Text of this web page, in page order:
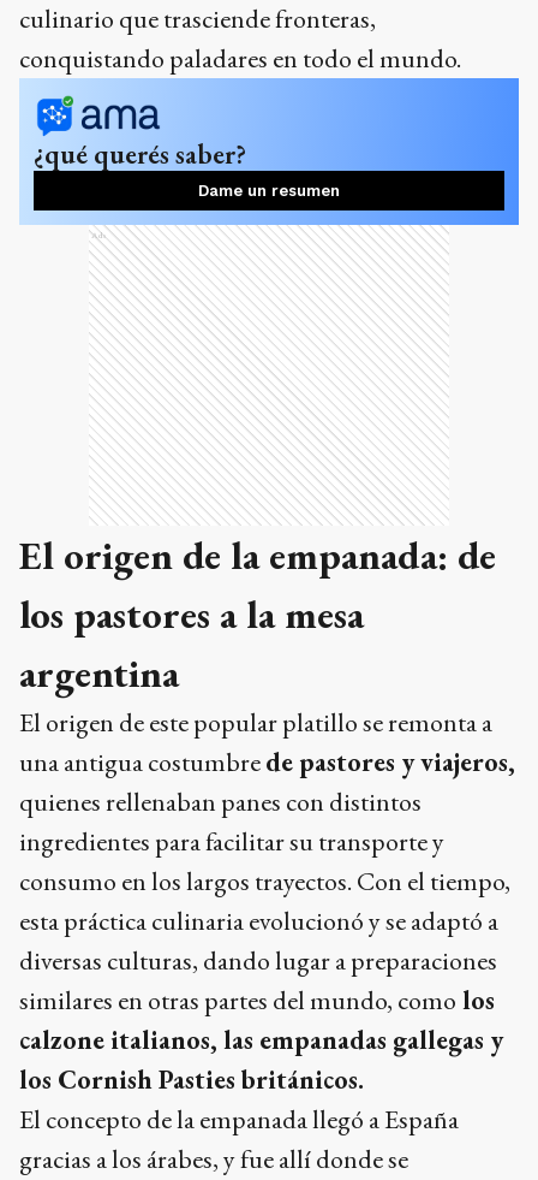
culinario que trasciende fronteras,
conquistando paladares en todo el mundo.
¿qué querés saber?
Dame un resumen
Ads
El origen de la empanada: de
los pastores a la mesa
argentina
El origen de este popular platillo se remonta a
una antigua costumbrede pastores y viajeros,
quienes rellenaban panes con distintos
ingredientes para facilitar su transporte y
consumo en los largos trayectos. Con el tiempo,
esta práctica culinaria evolucionó y se adaptó a
diversas culturas, dando lugar a preparaciones
similares en otras partes del mundo, como los
calzone italianos, las empanadas gallegas y
los Cornish Pasties británicos.
El concepto de la empanada llegó a España
gracias a los árabes, y fue allí donde se